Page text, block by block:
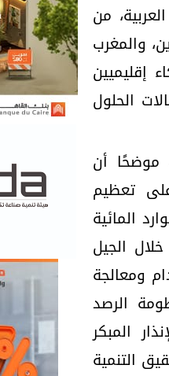
من
والمغرب
إقليميين
الحلول
موضحًا أن
تعظيم
المائية
الجيل
ومعالجة
الرصد
المبكر
التنمية